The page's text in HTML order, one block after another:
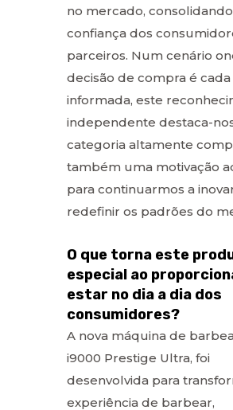
no mercado,
confiança dos
parceiros. Num cenário
decisão de compra é cada
informada, este
independente destaca-
categoria altamente
também uma motivação
para continuarmos a
redefinir os padrões do
O que torna este
especial ao
estar no dia a dia dos
consumidores?
A nova máquina de
i9000 Prestige Ultra, foi
desenvolvida para
experiência de barbear,